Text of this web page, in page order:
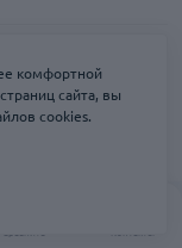
Сравнить Контакты
комфортной
сайта, вы
cookies.